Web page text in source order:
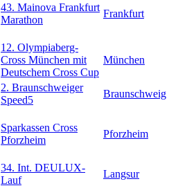
43. Mainova Frankfurt
Marathon
Frankfurt
12. Olympiaberg-
Cross München mit
Deutschem Cross Cup
München
2. Braunschweiger
Speed5
Braunschweig
Sparkassen Cross
Pforzheim
Pforzheim
34. Int. DEULUX-
Lauf
Langsur